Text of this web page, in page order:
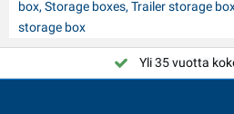
box, Storage boxes, Trailer storage
storage box
Valitse PAT
Yli 35 vuotta